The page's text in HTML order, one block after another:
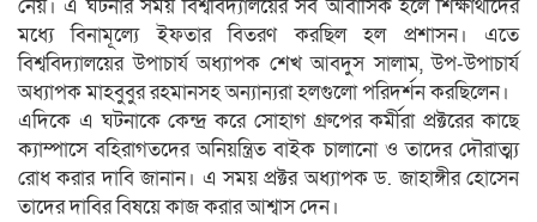
নেয়। এ ঘটনার সময় বিশ্ববিদ্যালয়ের সব আবাসিক হলে শিক্ষার্থীদের
মধ্যে বিনামূল্যে ইফতার বিতরণ করছিল হল প্রশাসন। এতে
বিশ্ববিদ্যালয়ের উপাচার্য অধ্যাপক শেখ আবদুস সালাম, উপ-উপাচার্য
অধ্যাপক মাহবুবুর রহমানসহ অন্যান্যরা হলগুলো পরিদর্শন করছিলেন।
এদিকে এ ঘটনাকে কেন্দ্র করে সোহাগ গ্রুপের কর্মীরা প্রক্টরের কাছে
ক্যাম্পাসে বহিরাগতদের অনিয়ন্ত্রিত বাইক চালানো ও তাদের দৌরাত্ম্য
রোধ করার দাবি জানান। এ সময় প্রক্টর অধ্যাপক ড. জাহাঙ্গীর হোসেন
তাদের দাবির বিষয়ে কাজ করার আশ্বাস দেন।